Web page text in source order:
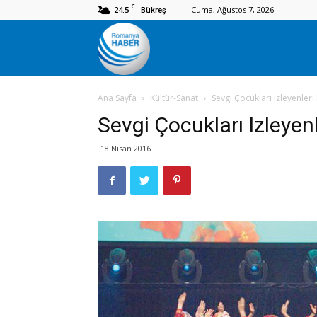
24.5 C Bükreş Cuma, Ağustos 7, 2026
Romanya
Haber
Ana Sayfa Kültür-Sanat Sevgi Çocukları
Sevgi Çocukları
18 Nisan 2016